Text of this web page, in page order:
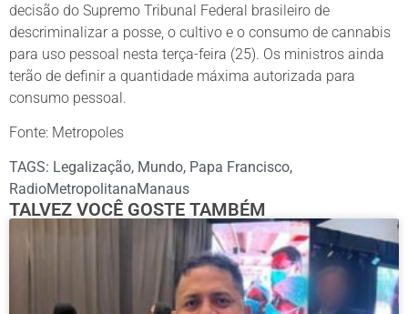
decisão do Supremo Tribunal Federal brasileiro de
descriminalizar a posse, o cultivo e o consumo de cannabis
para uso pessoal nesta terça-feira (25). Os ministros ainda
terão de definir a quantidade máxima autorizada para
consumo pessoal.
Fonte: Metropoles
TAGS: Legalização, Mundo, Papa Francisco,
RadioMetropolitanaManaus
TALVEZ VOCÊ GOSTE TAMBÉM